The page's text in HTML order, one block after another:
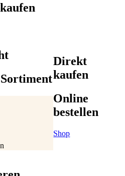
Direkt
kaufen
Online
bestellen
Shop